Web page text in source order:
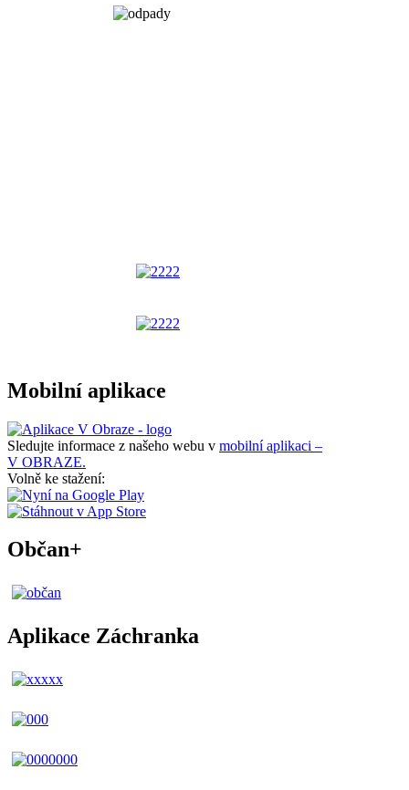
Mobilní aplikace
Sledujte informace z našeho webu v mobilní aplikaci –
V OBRAZE.
Volně ke stažení:
Občan+
Aplikace Záchranka